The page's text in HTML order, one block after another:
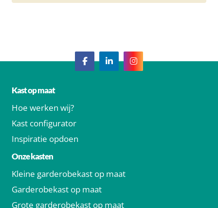
Kast op maat
Hoe werken wij?
Kast configurator
Inspiratie opdoen
Onze kasten
Kleine garderobekast op maat
Garderobekast op maat
Grote garderobekast op maat